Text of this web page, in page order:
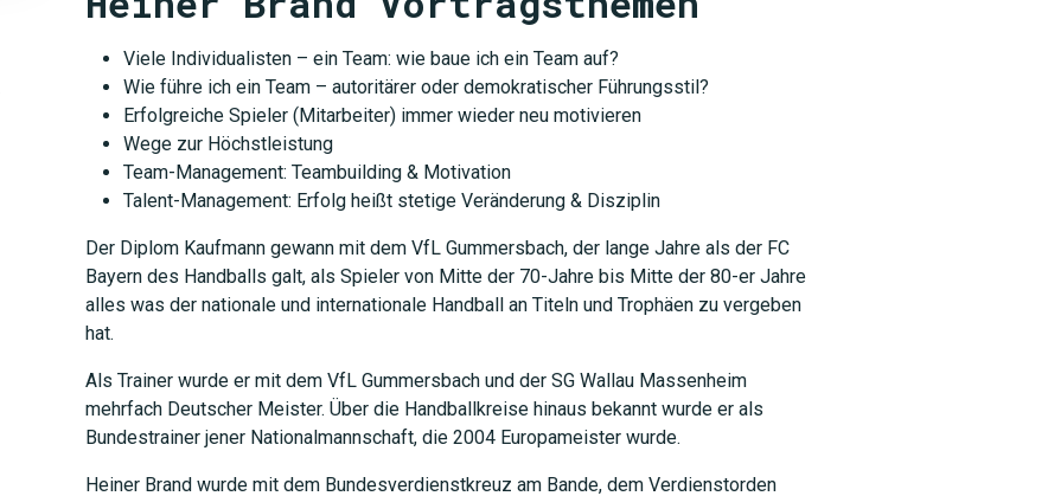
Viele Individualisten – ein Team: wie baue ich ein Team auf?
Wie führe ich ein Team – autoritärer oder demokratischer Führungsstil?
Erfolgreiche Spieler (Mitarbeiter) immer wieder neu motivieren
Wege zur Höchstleistung
Team-Management: Teambuilding & Motivation
Talent-Management: Erfolg heißt stetige Veränderung & Disziplin
Der Diplom Kaufmann gewann mit dem VfL Gummersbach, der lange Jahre als der FC
Bayern des Handballs galt, als Spieler von Mitte der 70-Jahre bis Mitte der 80-er Jahre
alles was der nationale und internationale Handball an Titeln und Trophäen zu vergeben
hat.
Als Trainer wurde er mit dem VfL Gummersbach und der SG Wallau Massenheim
mehrfach Deutscher Meister. Über die Handballkreise hinaus bekannt wurde er als
Bundestrainer jener Nationalmannschaft, die 2004 Europameister wurde.
Heiner Brand wurde mit dem Bundesverdienstkreuz am Bande, dem Verdienstorden